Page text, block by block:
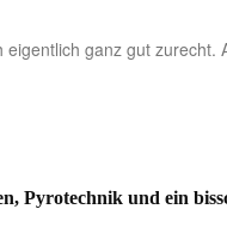
ganz gut
Pyrotechnik und ein